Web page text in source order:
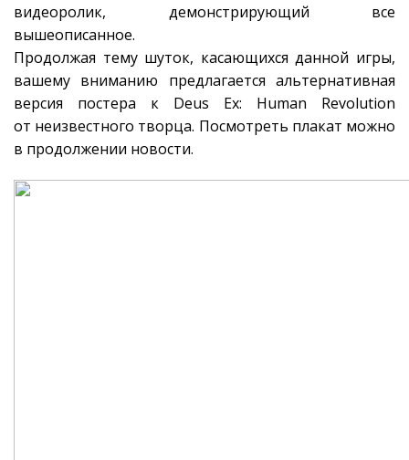
видеоролик, демонстрирующий все
вышеописанное.
Продолжая тему шуток, касающихся данной игры,
вашему вниманию предлагается альтернативная
версия постера к Deus Ex: Human Revolution
от неизвестного творца. Посмотреть плакат можно
в продолжении новости.